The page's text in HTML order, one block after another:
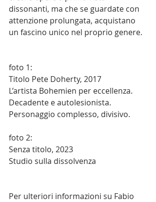
dissonanti, ma che se guardate con
attenzione prolungata, acquistano
un fascino unico nel proprio genere.
foto 1:
Titolo Pete Doherty, 2017
L’artista Bohemien per eccellenza.
Decadente e autolesionista.
Personaggio complesso, divisivo.
foto 2:
Senza titolo, 2023
Studio sulla dissolvenza
Per ulteriori informazioni su Fabio